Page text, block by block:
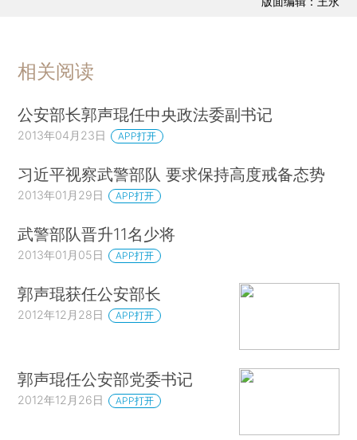
相关阅读
公安部长郭声琨任中央政法委副书记
2013年04月23日 APP打开
习近平视察武警部队 要求保持高度戒备态势
2013年01月29日 APP打开
武警部队晋升11名少将
2013年01月05日 APP打开
郭声琨获任公安部长
2012年12月28日 APP打开
郭声琨任公安部党委书记
2012年12月26日 APP打开